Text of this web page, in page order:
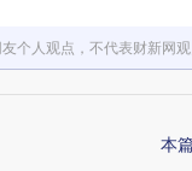
个人观点，不代表财新网
本